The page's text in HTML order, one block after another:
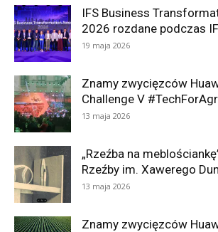
IFS Business
2026 rozdane podczas
19 maja 2026
Znamy zwycięzców
Challenge V
13 maja 2026
„Rzeźba na
Rzeźby im. Xawerego
13 maja 2026
Znamy zwycięzców